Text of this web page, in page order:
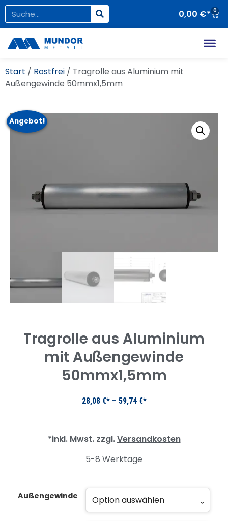
0,00 € 0
Start / Rostfrei / Tragrolle aus Aluminium mit
Außengewinde 50mmx1,5mm
Angebot!
Tragrolle aus Aluminium
mit Außengewinde
50mmx1,5mm
28,08 € – 59,74 €
*inkl. Mwst. zzgl.Versandkosten
5-8 Werktage
Außengewinde